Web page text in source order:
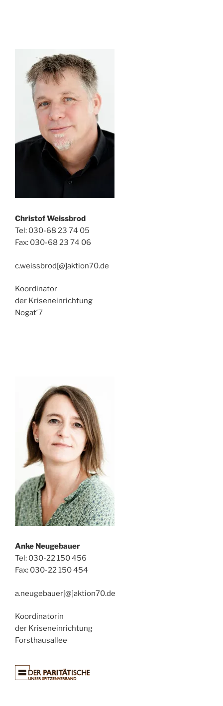
Christof Weissbrod
Tel: 030-68 23 74 05
Fax: 030-68 23 74 06
c.weissbrod[@]aktion70.de
Koordinator
der Kriseneinrichtung
Nogat´7
Anke Neugebauer
Tel: 030-22 150 456
Fax: 030-22 150 454
a.neugebauer[@]aktion70.de
Koordinatorin
der Kriseneinrichtung
Forsthausallee